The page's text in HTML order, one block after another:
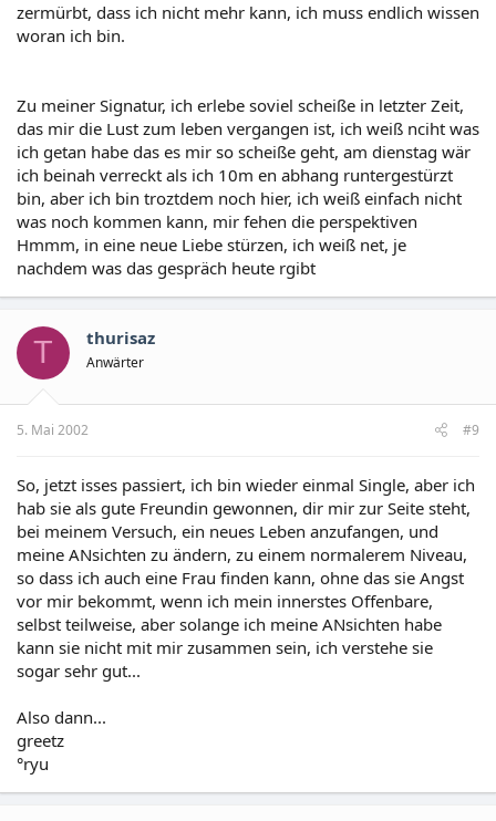
zermürbt, dass ich nicht mehr kann, ich muss endlich wissen
woran ich bin.
Zu meiner Signatur, ich erlebe soviel scheiße in letzter Zeit,
das mir die Lust zum leben vergangen ist, ich weiß nciht was
ich getan habe das es mir so scheiße geht, am dienstag wär
ich beinah verreckt als ich 10m en abhang runtergestürzt
bin, aber ich bin troztdem noch hier, ich weiß einfach nicht
was noch kommen kann, mir fehen die perspektiven
Hmmm, in eine neue Liebe stürzen, ich weiß net, je
nachdem was das gespräch heute rgibt
T thurisaz
Anwärter
5. Mai 2002 #9
So, jetzt isses passiert, ich bin wieder einmal Single, aber ich
hab sie als gute Freundin gewonnen, dir mir zur Seite steht,
bei meinem Versuch, ein neues Leben anzufangen, und
meine ANsichten zu ändern, zu einem normalerem Niveau,
so dass ich auch eine Frau finden kann, ohne das sie Angst
vor mir bekommt, wenn ich mein innerstes Offenbare,
selbst teilweise, aber solange ich meine ANsichten habe
kann sie nicht mit mir zusammen sein, ich verstehe sie
sogar sehr gut...
Also dann...
greetz
°ryu